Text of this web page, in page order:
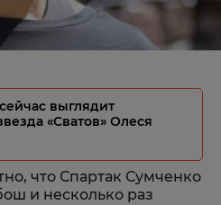
выглядит
«Сватов» Олеся
что Спартак Сумченко
и несколько раз